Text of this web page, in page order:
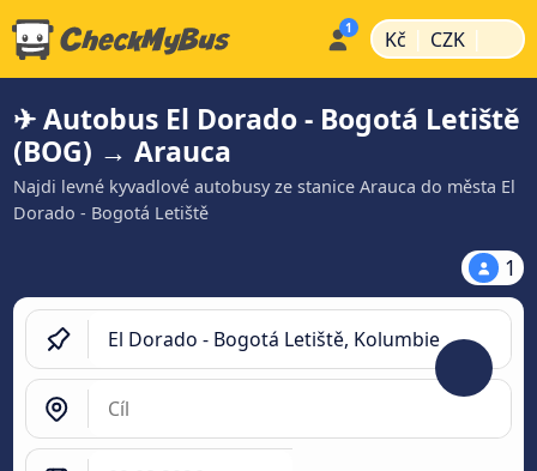
Kč | CZK |
✈ Autobus El Dorado - Bogotá Letiště
(BOG) → Arauca
Najdi levné kyvadlové autobusy ze stanice Arauca do města El
Dorado - Bogotá Letiště
1